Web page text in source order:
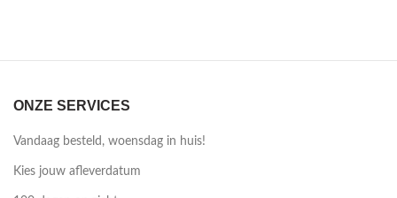
ONZE SERVICES
Vandaag besteld, woensdag in huis!
Kies jouw afleverdatum